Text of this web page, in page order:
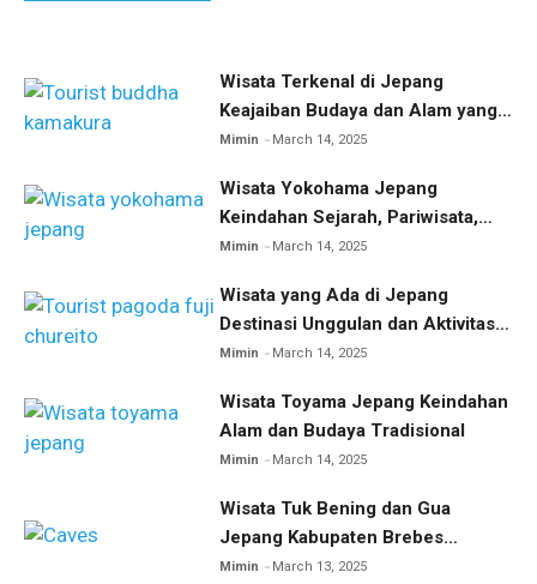
Wisata Terkenal di Jepang
Keajaiban Budaya dan Alam yang
Menakjubkan
Mimin March 14, 2025
Wisata Yokohama Jepang
Keindahan Sejarah, Pariwisata,
dan Kuliner
Mimin March 14, 2025
Wisata yang Ada di Jepang
Destinasi Unggulan dan Aktivitas
Menarik
Mimin March 14, 2025
Wisata Toyama Jepang Keindahan
Alam dan Budaya Tradisional
Mimin March 14, 2025
Wisata Tuk Bening dan Gua
Jepang Kabupaten Brebes
Eksplorasi Wisata Sejarah dan
Mimin March 13, 2025